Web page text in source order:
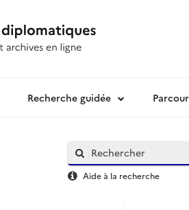
Recherche guidée
Aide à la recherche